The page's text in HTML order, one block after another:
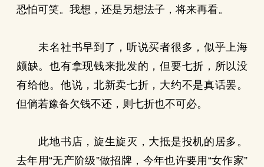
恐怕可笑。我想，还是另想法子，将来再看。
未名社书早到了，听说买者很多，似乎上海
颇缺。也有拿现钱来批发的，但要七折，所以没
有给他。他说，北新卖七折，大约不是真话罢。
但倘若豫备欠钱不还，则七折也不可必。
此地书店，旋生旋灭，大抵是投机的居多。
去年用“无产阶级”做招牌，今年也许要用“女作家”